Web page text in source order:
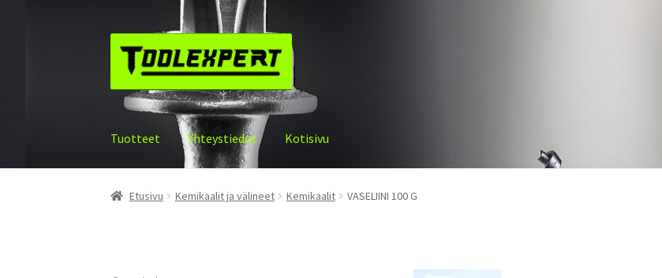
navigointiin
sisältöön
Tuotteet Yhteystiedot Kotisivu
Etusivu Kemikaalit ja välineet Kemikaalit VASELIINI 100 G